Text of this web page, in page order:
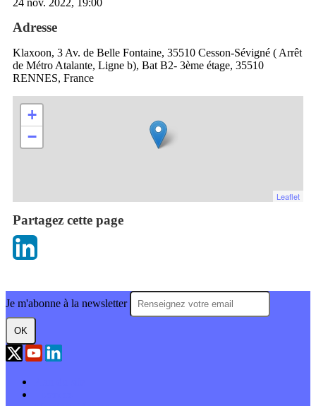
24 nov. 2022, 19:00
Adresse
Klaxoon, 3 Av. de Belle Fontaine, 35510 Cesson-Sévigné ( Arrêt
de Métro Atalante, Ligne b), Bat B2- 3ème étage, 35510
RENNES, France
+
−
Leaflet
Partagez cette page
Je m'abonne à la newsletter
OK